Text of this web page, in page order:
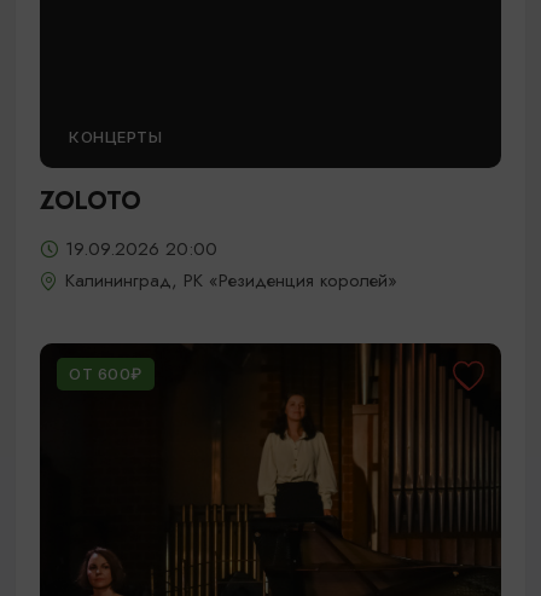
КОНЦЕРТЫ
ZOLOTO
19.09.2026 20:00
Калининград, РК «Резиденция королей»
ОТ 600₽